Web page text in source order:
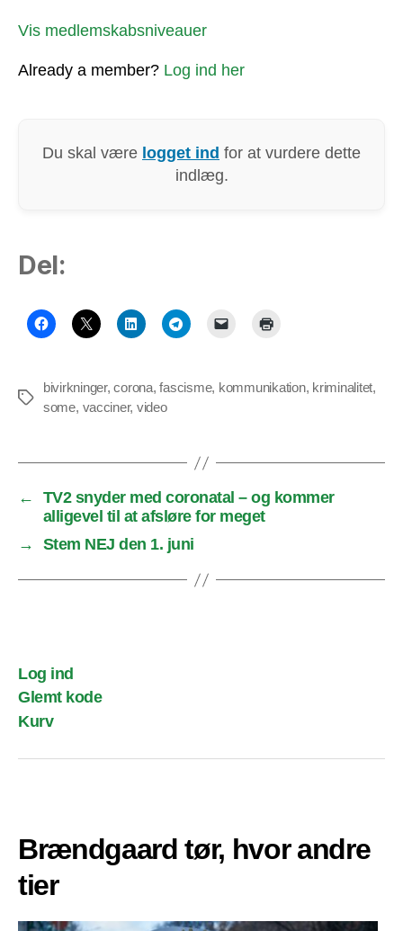
Vis medlemskabsniveauer
Already a member? Log ind her
Du skal være logget ind for at vurdere dette
indlæg.
Del:
Tags
bivirkninger,corona,fascisme, kommunikation, kriminalitet,
some, vacciner, video
←
TV2 snyder med coronatal – og kommer
alligevel til at afsløre for meget
→
Stem NEJ den 1. juni
Log ind
Glemt kode
Kurv
Brændgaard tør, hvor andre
tier